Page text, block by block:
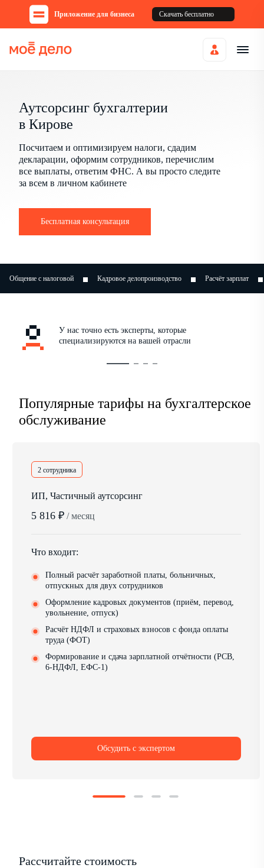
Приложение для бизнеса Скачать бесплатно
Аутсорсинг бухгалтерии
в Кирове
Посчитаем и оптимизируем налоги, сдадим
декларации, оформим сотрудников, перечислим
все выплаты, ответим ФНС. А вы просто следите
за всем в личном кабинете
Бесплатная консультация
Кадровое делопроизводство Расчёт зарплат Оптимизация
У нас точно есть эксперты, которые
специализируются на вашей отрасли
Популярные тарифы на бухгалтерское
обслуживание
2 сотрудника
ИП, Частичный аутсорсинг
5 816 ₽ / месяц
Что входит:
Полный расчёт заработной платы, больничных,
отпускных для двух сотрудников
Оформление кадровых документов (приём, перевод,
увольнение, отпуск)
Расчёт НДФЛ и страховых взносов с фонда оплаты
труда (ФОТ)
Формирование и сдача зарплатной отчётности (РСВ,
6-НДФЛ, ЕФС-1)
Обсудить с экспертом
Рассчитайте стоимость